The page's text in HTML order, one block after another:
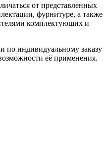
от представленных
фурнитуре, а также
комплектующих и
по индивидуальному заказу
её применения.